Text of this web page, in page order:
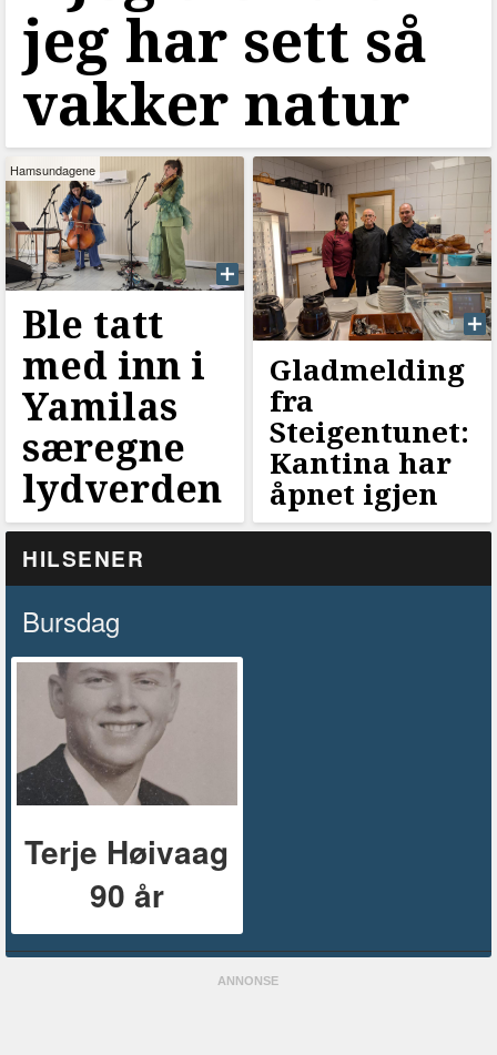
jeg har sett så
vakker natur
Hamsundagene
Ble tatt
med inn i
Yamilas
særegne
lydverden
Gladmelding
fra
Steigentunet:
Kantina har
åpnet igjen
HILSENER
Bursdag
Terje Høivaag
90 år